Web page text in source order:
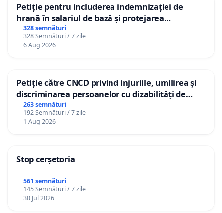
Petiție pentru includerea indemnizației de
hrană în salariul de bază și protejarea
gradațiilor de vechime pentru asistenții
personali
328 semnături
328 Semnături / 7 zile
6 Aug 2026
Petiție către CNCD privind injuriile, umilirea și
discriminarea persoanelor cu dizabilități de
către utilizatorul TikTok „Gorici”
263 semnături
192 Semnături / 7 zile
1 Aug 2026
Stop cerșetoria
561 semnături
145 Semnături / 7 zile
30 Jul 2026